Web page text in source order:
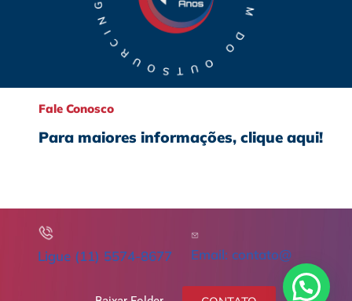
Fale Conosco
Para maiores informações, clique aqui!
Ligue (11) 5574-8677 Email: contato@